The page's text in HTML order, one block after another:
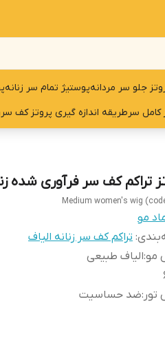
جلو سر مردانهپوستیژ تمام سر زنانه
کامل سرطریقه اندازه گیری پروتز کف سر
تراکم کف سر فرآوری شده زنانه
Medium women's wig
مو
: تراکم کف سر زنانه الیاف
مو:الیاف طبیعی
:ضد حساسیت